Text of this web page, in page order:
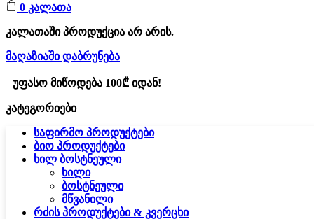
0 კალათა
კალათაში პროდუქცია არ არის.
მაღაზიაში დაბრუნება
უფასო მიწოდება 100₾ იდან!
კატეგორიები
საფირმო პროდუქტები
ბიო პროდუქტები
ხილ ბოსტნეული
ხილი
ბოსტნეული
მწვანილი
რძის პროდუქტები & კვერცხი